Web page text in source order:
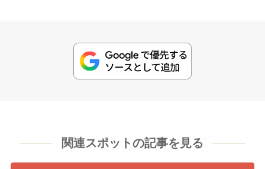
関連スポットの記事を見る